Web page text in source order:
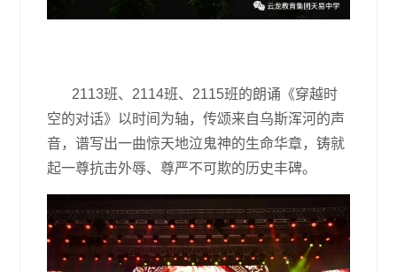
2113班、2114班、2115班的朗诵《穿越时
空的对话》以时间为轴，传颂来自乌斯浑河的声
音，谱写出一曲惊天地泣鬼神的生命华章，铸就
起一尊抗击外辱、尊严不可欺的历史丰碑。